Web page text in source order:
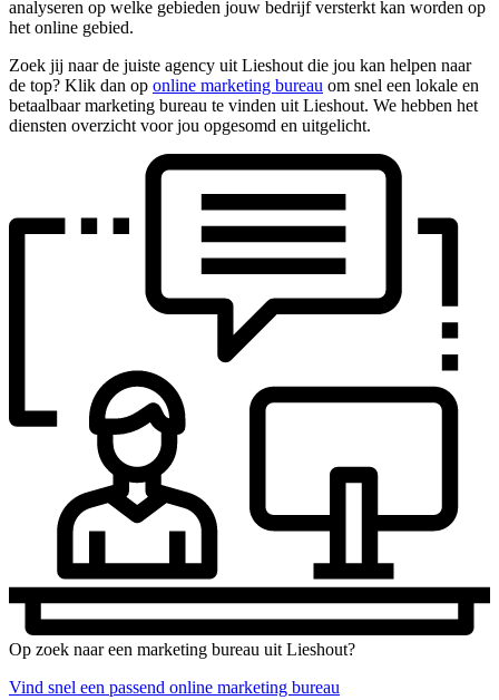
analyseren op welke gebieden jouw bedrijf versterkt kan worden op
het online gebied.
Zoek jij naar de juiste agency uit Lieshout die jou kan helpen naar
de top? Klik dan op online marketing bureau om snel een lokale en
betaalbaar marketing bureau te vinden uit Lieshout. We hebben het
diensten overzicht voor jou opgesomd en uitgelicht.
Op zoek naar een marketing bureau uit Lieshout?
Vind snel een passend online marketing bureau